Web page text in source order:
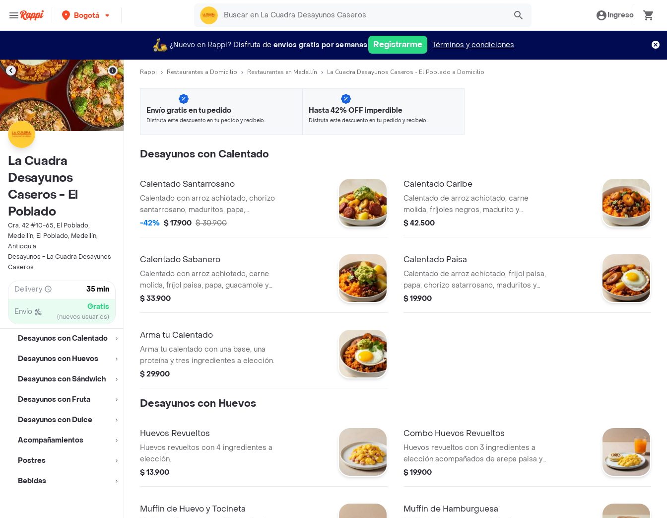
Bogotá Ingreso
¿Nuevo en Rappi? Disfruta de envíos gratis por semanas Registrarme Términos y condiciones
La Cuadra
Desayunos
Caseros - El
Poblado
Cra. 42 #10-65, El Poblado,
Medellín, El Poblado, Medellín,
Antioquia
Desayunos - La Cuadra Desayunos
Caseros
Delivery 35 min
Envío Gratis
(nuevos usuarios)
Desayunos con Calentado
Desayunos con Huevos
Desayunos con Sándwich
Desayunos con Fruta
Desayunos con Dulce
Acompañamientos
Postres
Bebidas
Rappi Restaurantes a Domicilio Restaurantes en Medellín La Cuadra Desayunos Caseros - El Poblado a Domicilio
Envío gratis en tu pedido
Disfruta este descuento en tu pedido y recíbelo
Hasta 42% OFF imperdible
Disfruta este descuento en tu pedido y recíbelo
Desayunos con Calentado
Calentado Santarrosano
Calentado con arroz achiotado, chorizo
santarrosano, maduritos, papa,
guacamole y cilantro.
-42% $ 17.900 $ 30.900
Calentado Caribe
Calentado de arroz achiotado, carne
molida, fríjoles negros, madurito y
cilantro.
$ 42.500
Calentado Sabanero
Calentado con arroz achiotado, carne
molida, fríjol paisa, papa, guacamole y
cilantro.
$ 33.900
Calentado Paisa
Calentado de arroz achiotado, frijol paisa,
papa, chorizo satarrosano, maduritos y
huevo frito.
$ 19.900
Arma tu Calentado
Arma tu calentado con una base, una
proteína y tres ingredientes a elección.
$ 29.900
Desayunos con Huevos
Huevos Revueltos
Huevos revueltos con 4 ingredientes a
elección.
$ 13.900
Combo Huevos Revueltos
Huevos revueltos con 3 ingredientes a
elección acompañados de arepa paisa y
bebida.
$ 19.900
Muffin de Huevo y Tocineta Muffin de Hamburguesa